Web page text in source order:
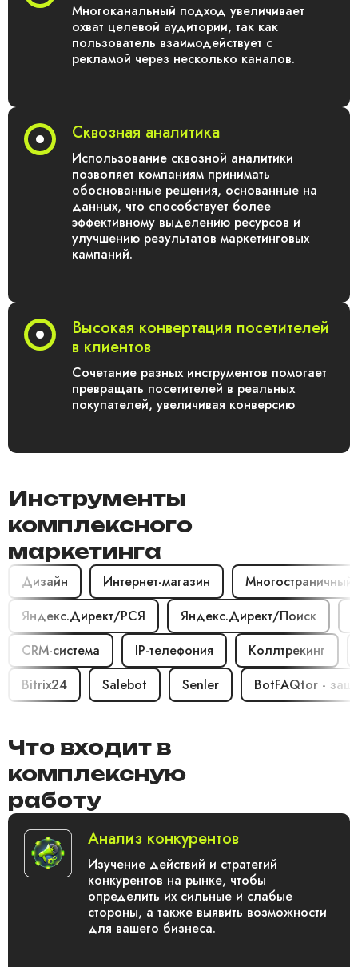
Многоканальный подход увеличивает
охват целевой аудитории, так как
пользователь взаимодействует с
рекламой через несколько каналов.
Сквозная аналитика
Использование сквозной аналитики
позволяет компаниям принимать
обоснованные решения, основанные на
данных, что способствует более
эффективному выделению ресурсов и
улучшению результатов маркетинговых
кампаний.
Высокая конвертация посетителей
в клиентов
Сочетание разных инструментов помогает
превращать посетителей в реальных
покупателей, увеличивая конверсию
Инструменты
комплексного
маркетинга
Дизайн Интернет-магазин
Многостраничный
Яндекс.Директ/РСЯ
Яндекс.Директ/Поиск
CRM-система
IP-телефония
Коллтрекинг
Bitrix24
Salebot Senler BotFAQtor -
Что входит в
комплексную
работу
Анализ конкурентов
Изучение действий и стратегий
конкурентов на рынке, чтобы
определить их сильные и слабые
стороны, а также выявить возможности
для вашего бизнеса.